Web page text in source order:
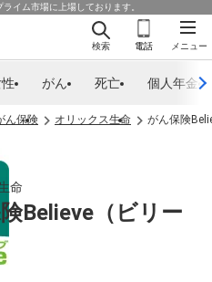
イム市場に上場しております。
メニュー
検索 電話
がん 死亡 個人年金
ん保険 オリックス生命 がん保険
命
Believe（ビリー